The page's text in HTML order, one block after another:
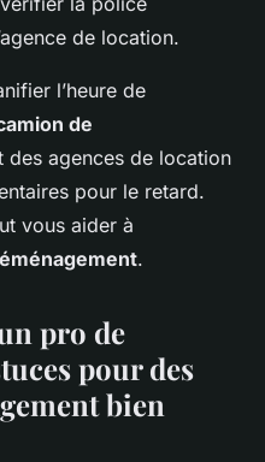
de location.
l’heure de
de
des agences de location
pour le retard.
vous aider à
.
pro de
pour des
bien